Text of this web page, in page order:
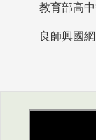
良師興國網